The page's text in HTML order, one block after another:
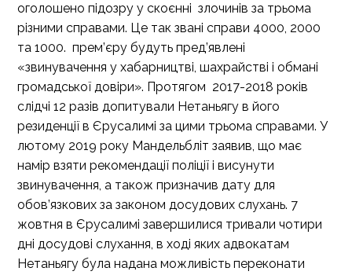
оголошено підозру у скоєнні злочинів за трьома
різними справами. Це так звані справи 4000, 2000
та 1000. прем’єру будуть пред’явлені
«звинувачення у хабарництві, шахрайстві і обмані
громадської довіри». Протягом 2017-2018 років
слідчі 12 разів допитували Нетаньягу в його
резиденції в Єрусалимі за цими трьома справами. У
лютому 2019 року Мандельбліт заявив, що має
намір взяти рекомендації поліції і висунути
звинувачення, а також призначив дату для
обов’язкових за законом досудових слухань. 7
жовтня в Єрусалимі завершилися тривали чотири
дні досудові слухання, в ході яких адвокатам
Нетаньягу була надана можливість переконати